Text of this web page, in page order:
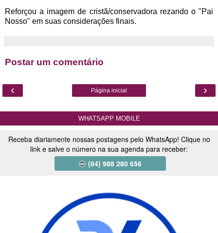
Reforçou a imagem de cristã/conservadora rezando o "Pai
Nosso" em suas considerações finais.
Postar um comentário
‹ ›
Página inicial
WHATSAPP MOBILE
Receba diariamente nossas postagens pelo WhatsApp! Clique no
link e salve o número na sua agenda para receber:
(84) 988 280 656